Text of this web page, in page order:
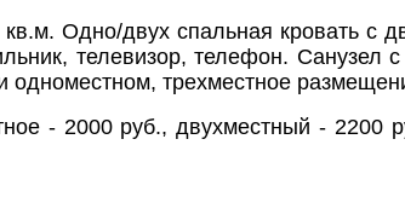
Одно/двух спальная кровать с
телевизор, телефон. Санузел
одноместном, трехместное
- 2000 руб., двухместный - 2200